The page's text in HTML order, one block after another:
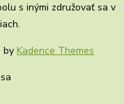
s inými združovať sa v
by Kadence Themes